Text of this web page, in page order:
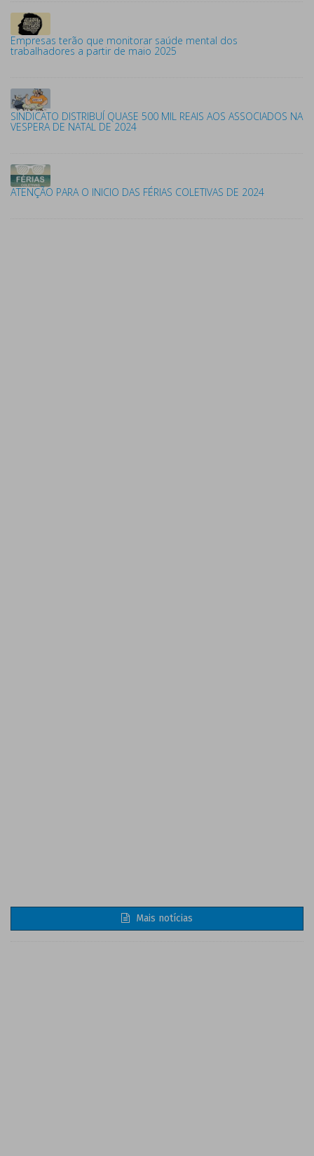
Empresas terão que monitorar saúde mental dos
trabalhadores a partir de maio 2025
SINDICATO DISTRIBUÍ QUASE 500 MIL REAIS AOS ASSOCIADOS NA
VESPERA DE NATAL DE 2024
ATENÇÃO PARA O INICIO DAS FÉRIAS COLETIVAS DE 2024
Mais notícias